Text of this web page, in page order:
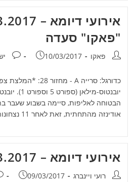
"פאקו" סעדה
מחבר:פאקו פורסם:
10/03/2017 יש 22
יובנטוס-
הבטוחה לאליפות, סיימה בשבוע שעבר
אודינזה מהתחתית, זאת לאחר 11 נצחונות…
אירועי דיומא – 09.03.2017
מחבר:רועי ויינברג פורסם:
09/03/2017